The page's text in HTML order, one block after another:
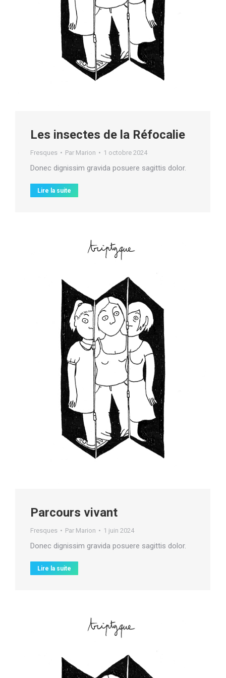
Les insectes de la Réfocalie
Fresques Par Marion 1 octobre 2024
Donec dignissim gravida posuere sagittis dolor.
Lire la suite
Parcours vivant
Fresques Par Marion 1 juin 2024
Donec dignissim gravida posuere sagittis dolor.
Lire la suite